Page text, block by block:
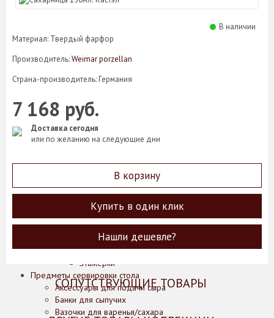
Блюда
Кофейники
Кофейные пары
Кружки
Масленки
Молочники
Наборы для специй
Розетки
Салатники
Сахарницы
Супники
Сухарницы
Тарелки
Хлебницы
Чайники
Чайные пары
Этажерки
Предметы сервировки стола
Аксессуары для подачи сыра
Банки для сыпучих
Вазочки для варенья/сахара
В наличии
Материал: Твердый фарфор
Производитель:Weimar porzellan
Страна-производитель: Германия
7 168 руб.
Доставка сегодня
или по желанию на следующие дни
В корзину
Купить в один клик
Нашли дешевле?
СОПУТСТВУЮЩИЕ ТОВАРЫ